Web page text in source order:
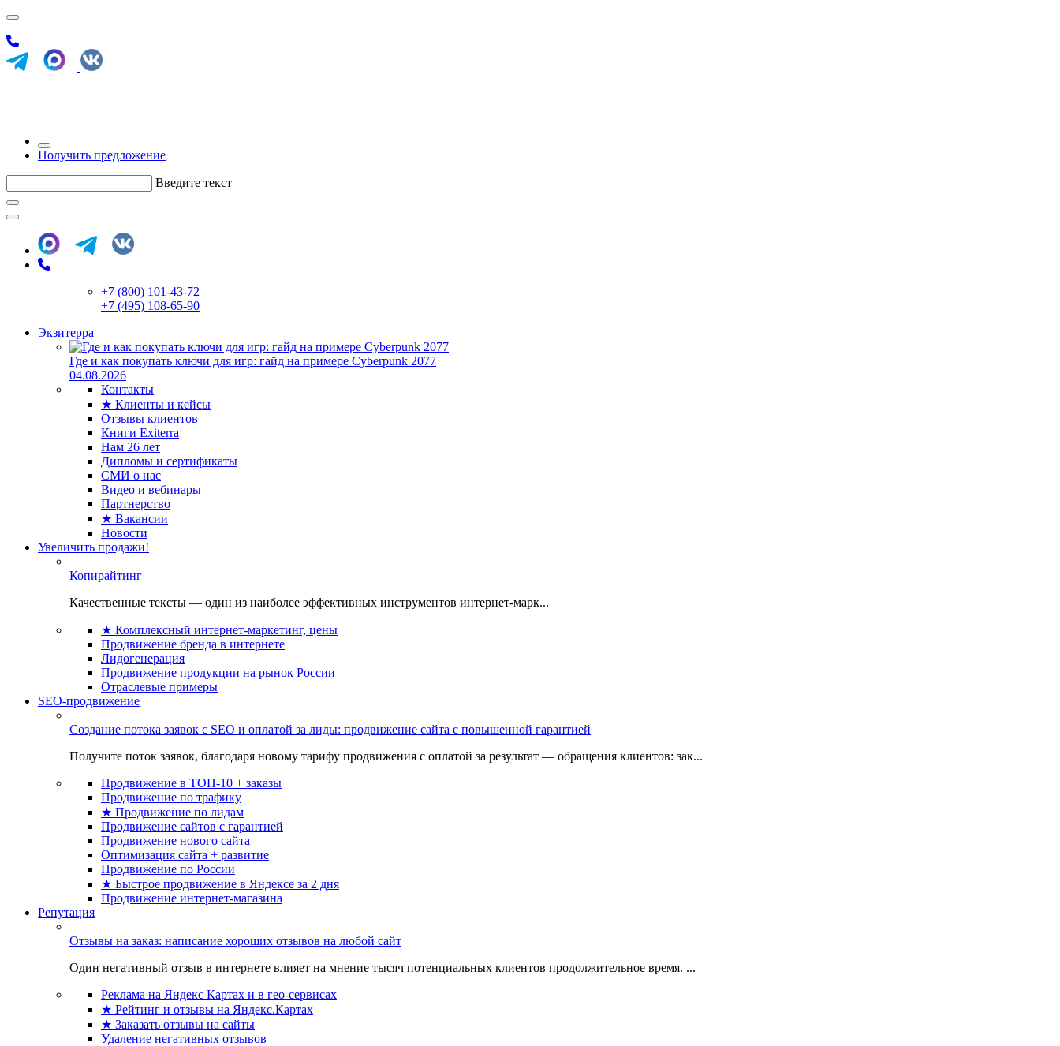
Получить предложение
Введите текст
+7 (800) 101-43-72
+7 (495) 108-65-90
Экзитерра
Где и как покупать ключи для игр: гайд на примере Cyberpunk 2077
04.08.2026
Контакты
★ Клиенты и кейсы
Отзывы клиентов
Книги Exiterra
Нам 26 лет
Дипломы и сертификаты
СМИ о нас
Видео и вебинары
Партнерство
★ Вакансии
Новости
Увеличить продажи!
Копирайтинг
Качественные тексты — один из наиболее эффективных инструментов интернет-марк...
★ Комплексный интернет-маркетинг, цены
Продвижение бренда в интернете
Лидогенерация
Продвижение продукции на рынок России
Отраслевые примеры
SEO-продвижение
Создание потока заявок с SEO и оплатой за лиды: продвижение сайта с повышенной гарантией
Получите поток заявок, благодаря новому тарифу продвижения с оплатой за результат — обращения клиентов: зак...
Продвижение в ТОП-10 + заказы
Продвижение по трафику
★ Продвижение по лидам
Продвижение сайтов с гарантией
Продвижение нового сайта
Оптимизация сайта + развитие
Продвижение по России
★ Быстрое продвижение в Яндексе за 2 дня
Продвижение интернет-магазина
Репутация
Отзывы на заказ: написание хороших отзывов на любой сайт
Один негативный отзыв в интернете влияет на мнение тысяч потенциальных клиентов продолжительное время. ...
Реклама на Яндекс Картах и в гео-сервисах
★ Рейтинг и отзывы на Яндекс.Картах
★ Заказать отзывы на сайты
Удаление негативных отзывов